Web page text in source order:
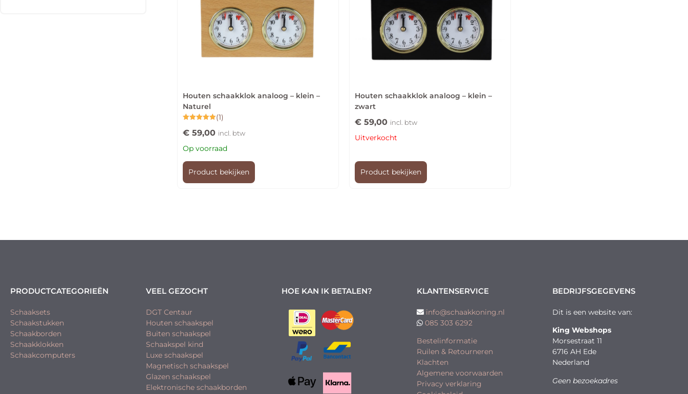
Houten schaakklok analoog – klein –
Naturel
5.00
uit 5
(1)
€ 59,00 incl. btw
Op voorraad
Product bekijken
Houten schaakklok analoog – klein –
zwart
€ 59,00 incl. btw
Uitverkocht
Product bekijken
PRODUCTCATEGORIEËN
Schaaksets
Schaakstukken
Schaakborden
Schaakklokken
Schaakcomputers
VEEL GEZOCHT
DGT Centaur
Houten schaakspel
Buiten schaakspel
Schaakspel kind
Luxe schaakspel
Magnetisch schaakspel
Glazen schaakspel
Elektronische schaakborden
HOE KAN IK BETALEN? KLANTENSERVICE
info@schaakkoning.nl
085 303 6292
Bestelinformatie
Ruilen & Retourneren
Klachten
Algemene voorwaarden
Privacy verklaring
BEDRIJFSGEGEVENS
Dit is een website van:
King Webshops
Morsestraat 11
6716 AH Ede
Nederland
Geen bezoekadres